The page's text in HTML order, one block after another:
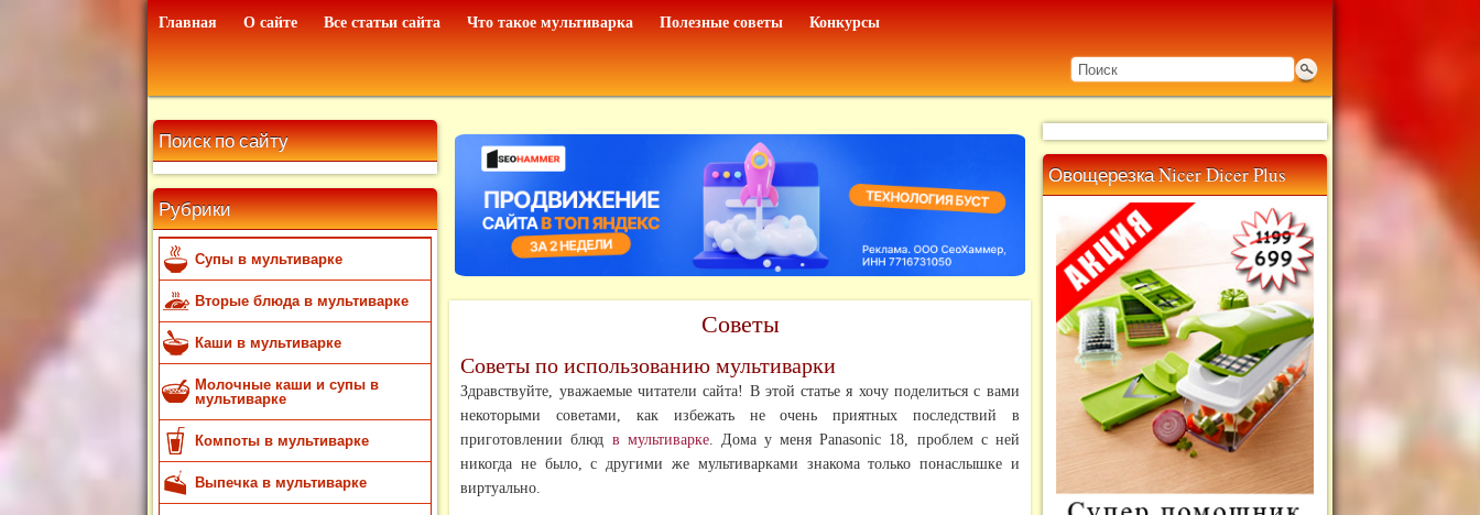
Главная О сайте Все статьи сайта Что такое мультиварка Полезные советы Конкурсы
Поиск по сайту
Рубрики
Супы в мультиварке
Вторые блюда в мультиварке
Каши в мультиварке
Молочные каши и супы в
мультиварке
Компоты в мультиварке
Выпечка в мультиварке
Овощерезка Nicer Dicer Plus
Советы
Советы по использованию мультиварки
Здравствуйте, уважаемые читатели сайта! В этой статье я хочу поделиться с вами
некоторыми советами, как избежать не очень приятных последствий в
приготовлении блюд в мультиварке. Дома у меня Panasonic 18, проблем с ней
никогда не было, с другими же мультиварками знакома только понаслышке и
виртуально.